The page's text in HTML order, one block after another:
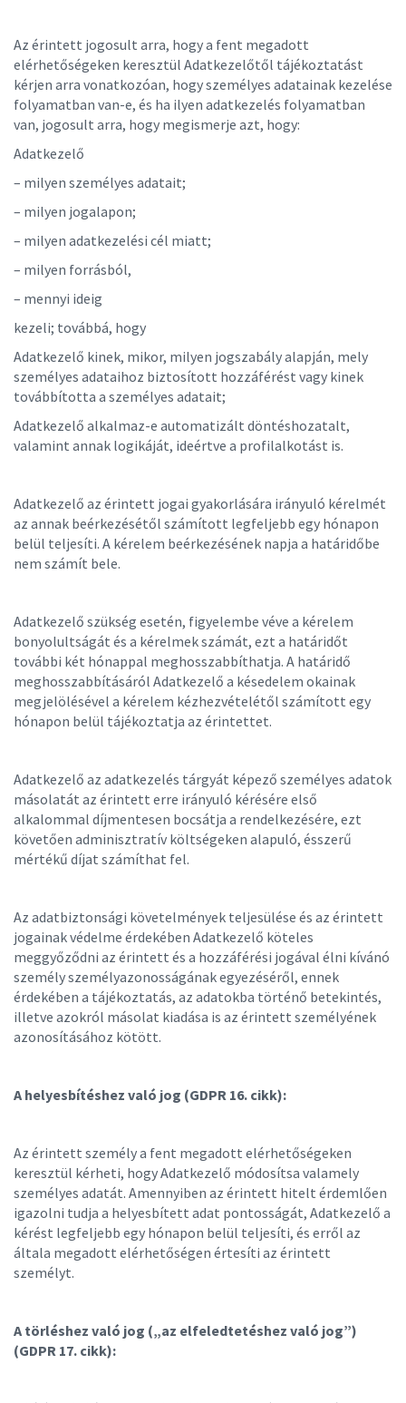
Az érintett jogosult arra, hogy a fent megadott
elérhetőségeken keresztül Adatkezelőtől tájékoztatást
kérjen arra vonatkozóan, hogy személyes adatainak kezelése
folyamatban van-e, és ha ilyen adatkezelés folyamatban
van, jogosult arra, hogy megismerje azt, hogy:
Adatkezelő
– milyen személyes adatait;
– milyen jogalapon;
– milyen adatkezelési cél miatt;
– milyen forrásból,
– mennyi ideig
kezeli; továbbá, hogy
Adatkezelő kinek, mikor, milyen jogszabály alapján, mely
személyes adataihoz biztosított hozzáférést vagy kinek
továbbította a személyes adatait;
Adatkezelő alkalmaz-e automatizált döntéshozatalt,
valamint annak logikáját, ideértve a profilalkotást is.
Adatkezelő az érintett jogai gyakorlására irányuló kérelmét
az annak beérkezésétől számított legfeljebb egy hónapon
belül teljesíti. A kérelem beérkezésének napja a határidőbe
nem számít bele.
Adatkezelő szükség esetén, figyelembe véve a kérelem
bonyolultságát és a kérelmek számát, ezt a határidőt
további két hónappal meghosszabbíthatja. A határidő
meghosszabbításáról Adatkezelő a késedelem okainak
megjelölésével a kérelem kézhezvételétől számított egy
hónapon belül tájékoztatja az érintettet.
Adatkezelő az adatkezelés tárgyát képező személyes adatok
másolatát az érintett erre irányuló kérésére első
alkalommal díjmentesen bocsátja a rendelkezésére, ezt
követően adminisztratív költségeken alapuló, ésszerű
mértékű díjat számíthat fel.
Az adatbiztonsági követelmények teljesülése és az érintett
jogainak védelme érdekében Adatkezelő köteles
meggyőződni az érintett és a hozzáférési jogával élni kívánó
személy személyazonosságának egyezéséről, ennek
érdekében a tájékoztatás, az adatokba történő betekintés,
illetve azokról másolat kiadása is az érintett személyének
azonosításához kötött.
A helyesbítéshez való jog (GDPR 16. cikk):
Az érintett személy a fent megadott elérhetőségeken
keresztül kérheti, hogy Adatkezelő módosítsa valamely
személyes adatát. Amennyiben az érintett hitelt érdemlően
igazolni tudja a helyesbített adat pontosságát, Adatkezelő a
kérést legfeljebb egy hónapon belül teljesíti, és erről az
általa megadott elérhetőségen értesíti az érintett
személyt.
A törléshez való jog („az elfeledtetéshez való jog”)
(GDPR 17. cikk):